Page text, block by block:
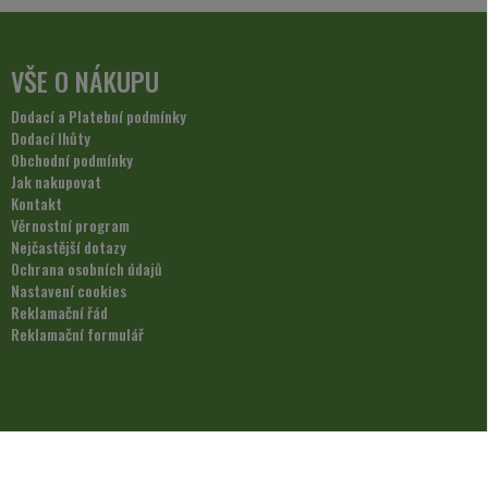
VŠE O NÁKUPU
Dodací a Platební podmínky
Dodací lhůty
Obchodní podmínky
Jak nakupovat
Kontakt
Věrnostní program
Nejčastější dotazy
Ochrana osobních údajů
Nastavení cookies
Reklamační řád
Reklamační formulář